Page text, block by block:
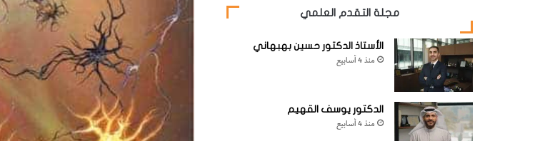
مجلة التقدم العلمي
الأستاذ الدكتور حسين بهبهاني
منذ 4 أسابيع
الدكتور يوسف القهيم
منذ 4 أسابيع